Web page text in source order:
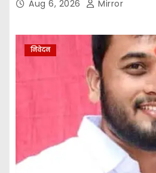
Aug 6, 2026 Mirror
निवेदन